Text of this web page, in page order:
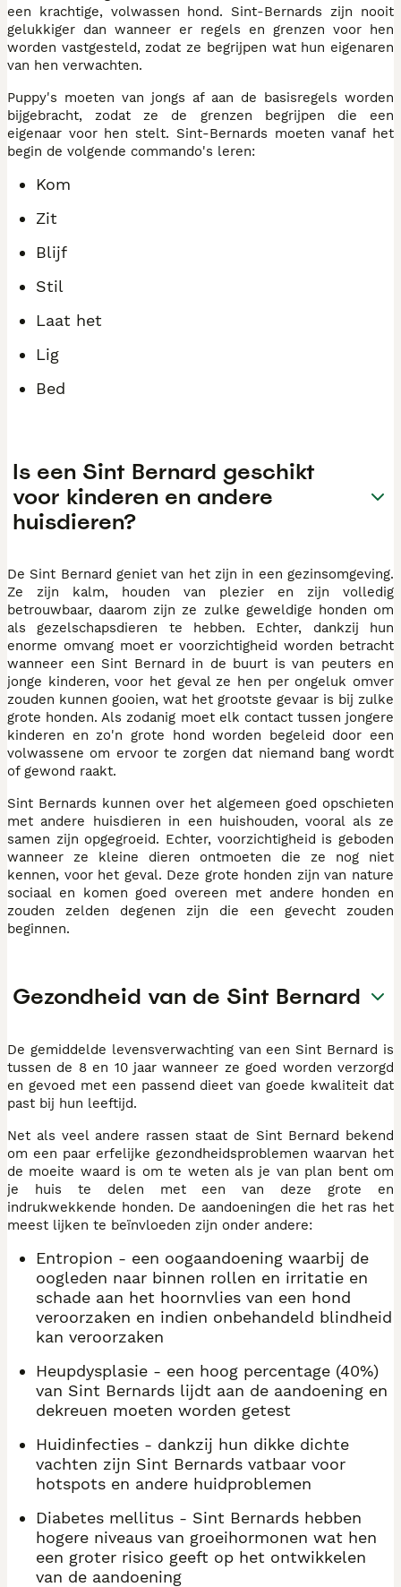
een krachtige, volwassen hond. Sint-Bernards zijn nooit
gelukkiger dan wanneer er regels en grenzen voor hen
worden vastgesteld, zodat ze begrijpen wat hun eigenaren
van hen verwachten.
Puppy's moeten van jongs af aan de basisregels worden
bijgebracht, zodat ze de grenzen begrijpen die een
eigenaar voor hen stelt. Sint-Bernards moeten vanaf het
begin de volgende commando's leren:
Kom
Zit
Blijf
Stil
Laat het
Lig
Bed
Is een Sint Bernard geschikt
voor kinderen en andere
huisdieren?
De Sint Bernard geniet van het zijn in een gezinsomgeving.
Ze zijn kalm, houden van plezier en zijn volledig
betrouwbaar, daarom zijn ze zulke geweldige honden om
als gezelschapsdieren te hebben. Echter, dankzij hun
enorme omvang moet er voorzichtigheid worden betracht
wanneer een Sint Bernard in de buurt is van peuters en
jonge kinderen, voor het geval ze hen per ongeluk omver
zouden kunnen gooien, wat het grootste gevaar is bij zulke
grote honden. Als zodanig moet elk contact tussen jongere
kinderen en zo'n grote hond worden begeleid door een
volwassene om ervoor te zorgen dat niemand bang wordt
of gewond raakt.
Sint Bernards kunnen over het algemeen goed opschieten
met andere huisdieren in een huishouden, vooral als ze
samen zijn opgegroeid. Echter, voorzichtigheid is geboden
wanneer ze kleine dieren ontmoeten die ze nog niet
kennen, voor het geval. Deze grote honden zijn van nature
sociaal en komen goed overeen met andere honden en
zouden zelden degenen zijn die een gevecht zouden
beginnen.
Gezondheid van de Sint Bernard
De gemiddelde levensverwachting van een Sint Bernard is
tussen de 8 en 10 jaar wanneer ze goed worden verzorgd
en gevoed met een passend dieet van goede kwaliteit dat
past bij hun leeftijd.
Net als veel andere rassen staat de Sint Bernard bekend
om een paar erfelijke gezondheidsproblemen waarvan het
de moeite waard is om te weten als je van plan bent om
je huis te delen met een van deze grote en
indrukwekkende honden. De aandoeningen die het ras het
meest lijken te beïnvloeden zijn onder andere:
Entropion - een oogaandoening waarbij de
oogleden naar binnen rollen en irritatie en
schade aan het hoornvlies van een hond
veroorzaken en indien onbehandeld blindheid
kan veroorzaken
Heupdysplasie - een hoog percentage (40%)
van Sint Bernards lijdt aan de aandoening en
dekreuen moeten worden getest
Huidinfecties - dankzij hun dikke dichte
vachten zijn Sint Bernards vatbaar voor
hotspots en andere huidproblemen
Diabetes mellitus - Sint Bernards hebben
hogere niveaus van groeihormonen wat hen
een groter risico geeft op het ontwikkelen
van de aandoening